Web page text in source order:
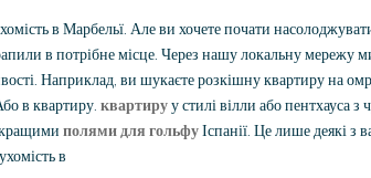
в Марбельї. Але ви хочете почати
в потрібне місце. Через нашу локальну мережу
Наприклад, ви шукаєте розкішну квартиру на
в квартиру. квартируу стилі вілли або пентхауса
полями для гольфуІспанії. Це лише деякі з
в